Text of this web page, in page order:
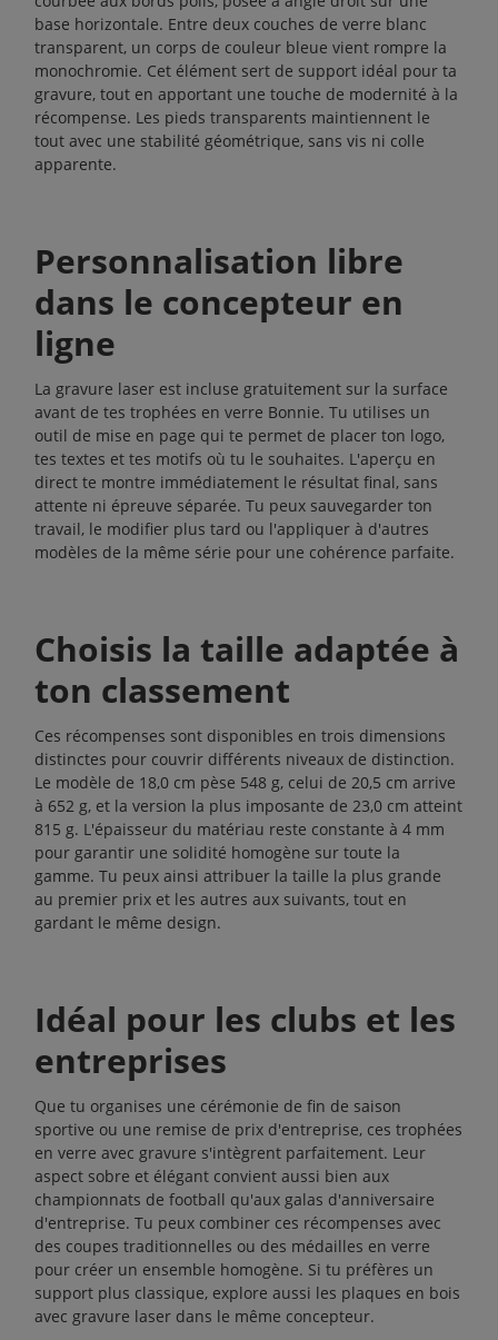
base horizontale. Entre deux couches de verre blanc
transparent, un corps de couleur bleue vient rompre la
monochromie. Cet élément sert de support idéal pour ta
gravure, tout en apportant une touche de modernité à la
récompense. Les pieds transparents maintiennent le
tout avec une stabilité géométrique, sans vis ni colle
apparente.
Personnalisation libre
dans le concepteur en
ligne
La gravure laser est incluse gratuitement sur la surface
avant de tes trophées en verre Bonnie. Tu utilises un
outil de mise en page qui te permet de placer ton logo,
tes textes et tes motifs où tu le souhaites. L'aperçu en
direct te montre immédiatement le résultat final, sans
attente ni épreuve séparée. Tu peux sauvegarder ton
travail, le modifier plus tard ou l'appliquer à d'autres
modèles de la même série pour une cohérence parfaite.
Choisis la taille adaptée à
ton classement
Ces récompenses sont disponibles en trois dimensions
distinctes pour couvrir différents niveaux de distinction.
Le modèle de 18,0 cm pèse 548 g, celui de 20,5 cm arrive
à 652 g, et la version la plus imposante de 23,0 cm atteint
815 g. L'épaisseur du matériau reste constante à 4 mm
pour garantir une solidité homogène sur toute la
gamme. Tu peux ainsi attribuer la taille la plus grande
au premier prix et les autres aux suivants, tout en
gardant le même design.
Idéal pour les clubs et les
entreprises
Que tu organises une cérémonie de fin de saison
sportive ou une remise de prix d'entreprise, ces trophées
en verre avec gravure s'intègrent parfaitement. Leur
aspect sobre et élégant convient aussi bien aux
championnats de football qu'aux galas d'anniversaire
d'entreprise. Tu peux combiner ces récompenses avec
des coupes traditionnelles ou des médailles en verre
pour créer un ensemble homogène. Si tu préfères un
support plus classique, explore aussi les plaques en bois
avec gravure laser dans le même concepteur.